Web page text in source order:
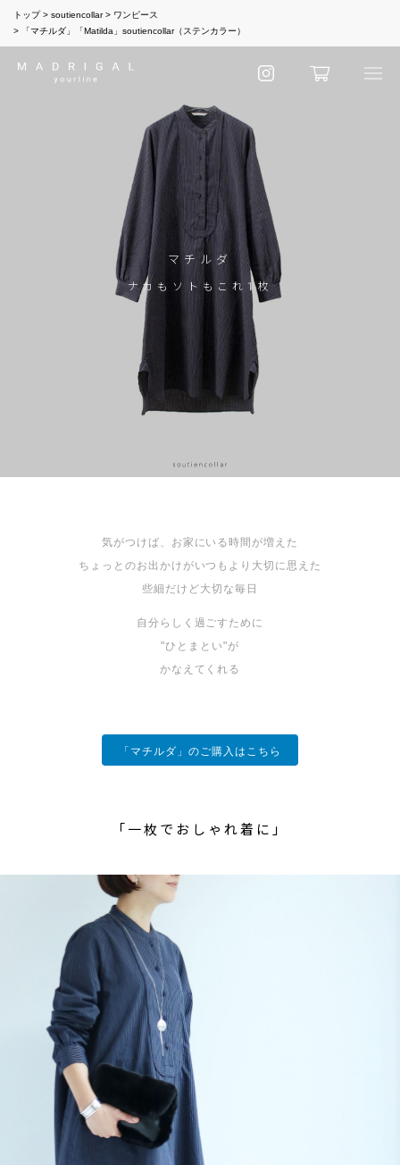
トップ soutiencollar
ワンピース
「マチルダ」「Matilda」soutiencollar（ステンカラー）
マチルダ
ナカもソトもこれ1枚
気がつけば、お家にいる時間が増えた
ちょっとのお出かけがいつもより大切に思えた
些細だけど大切な毎日
自分らしく過ごすために
"ひとまとい"が
かなえてくれる
「マチルダ」のご購入はこちら
「一枚でおしゃれ着に」